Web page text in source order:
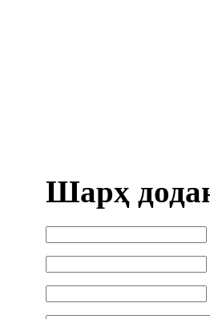
Шарҳ